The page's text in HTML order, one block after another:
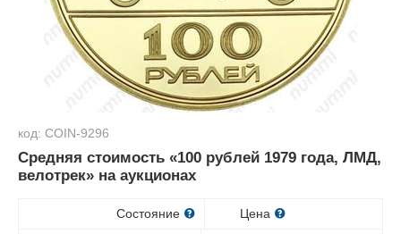
код: COIN-9296
Средняя стоимость «100 рублей 1979 года, ЛМД,
велотрек» на аукционах
Состояние Цена